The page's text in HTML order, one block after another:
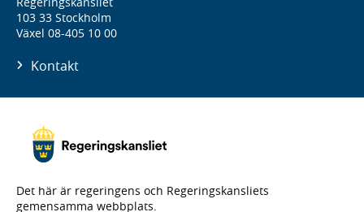
103 33 Stockholm
Växel 08-405 10 00
Kontakt
Det här är regeringens och Regeringskansliets
gemensamma webbplats.